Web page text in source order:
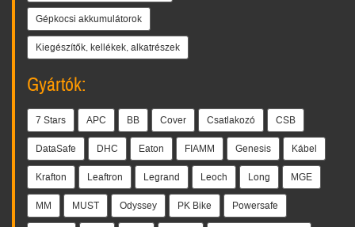
Gépkocsi akkumulátorok
Kiegészítők, kellékek, alkatrészek
Gyártók:
7 Stars APC BB Cover Csatlakozó CSB
DataSafe DHC Eaton FIAMM Genesis Kábel
Krafton Leaftron Legrand Leoch Long MGE
MM MUST Odyssey PK Bike Powersafe